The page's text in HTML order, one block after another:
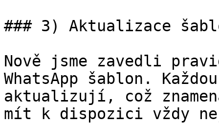
### 3) Aktualizace
Nově jsme zavedli
WhatsApp šablon.
aktualizují, což
mít k dispozici vždy